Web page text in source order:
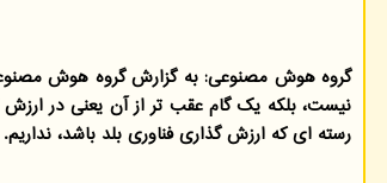
گروه هوش مصنوعی: به گزارش گروه هوش
نیست، بلکه یک گام عقب تر از آن یعنی در
رسته ای که ارزش گذاری فناوری بلد باشد، نداریم.